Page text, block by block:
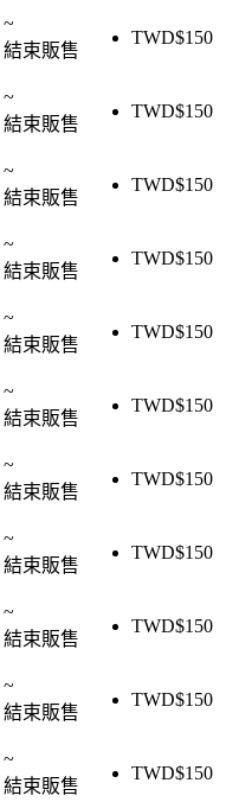
~
結束販售
TWD$150
~
結束販售
TWD$150
~
結束販售
TWD$150
~
結束販售
TWD$150
~
結束販售
TWD$150
~
結束販售
TWD$150
~
結束販售
TWD$150
~
結束販售
TWD$150
~
結束販售
TWD$150
~
結束販售
TWD$150
~
結束販售
TWD$150